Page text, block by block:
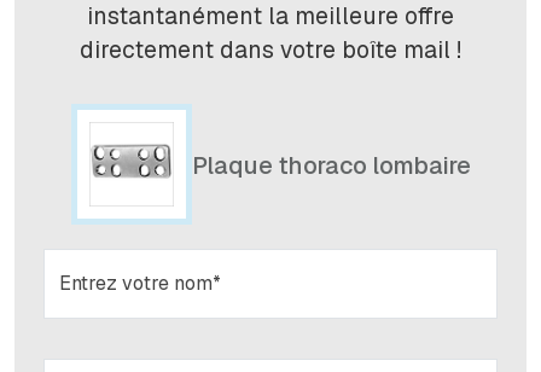
instantanément la meilleure offre
directement dans votre boîte mail !
Plaque thoraco lombaire
Entrez votre nom*